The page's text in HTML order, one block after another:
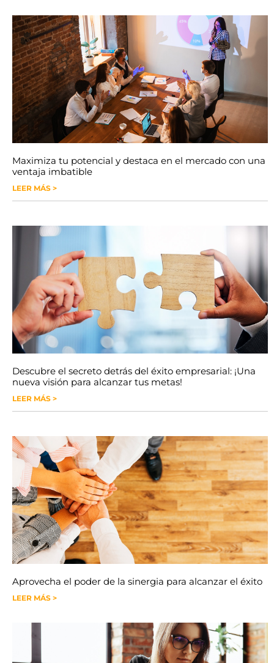
Maximiza tu potencial y destaca en el mercado con una
ventaja imbatible
LEER MÁS >
Descubre el secreto detrás del éxito empresarial: ¡Una
nueva visión para alcanzar tus metas!
LEER MÁS >
Aprovecha el poder de la sinergia para alcanzar el éxito
LEER MÁS >